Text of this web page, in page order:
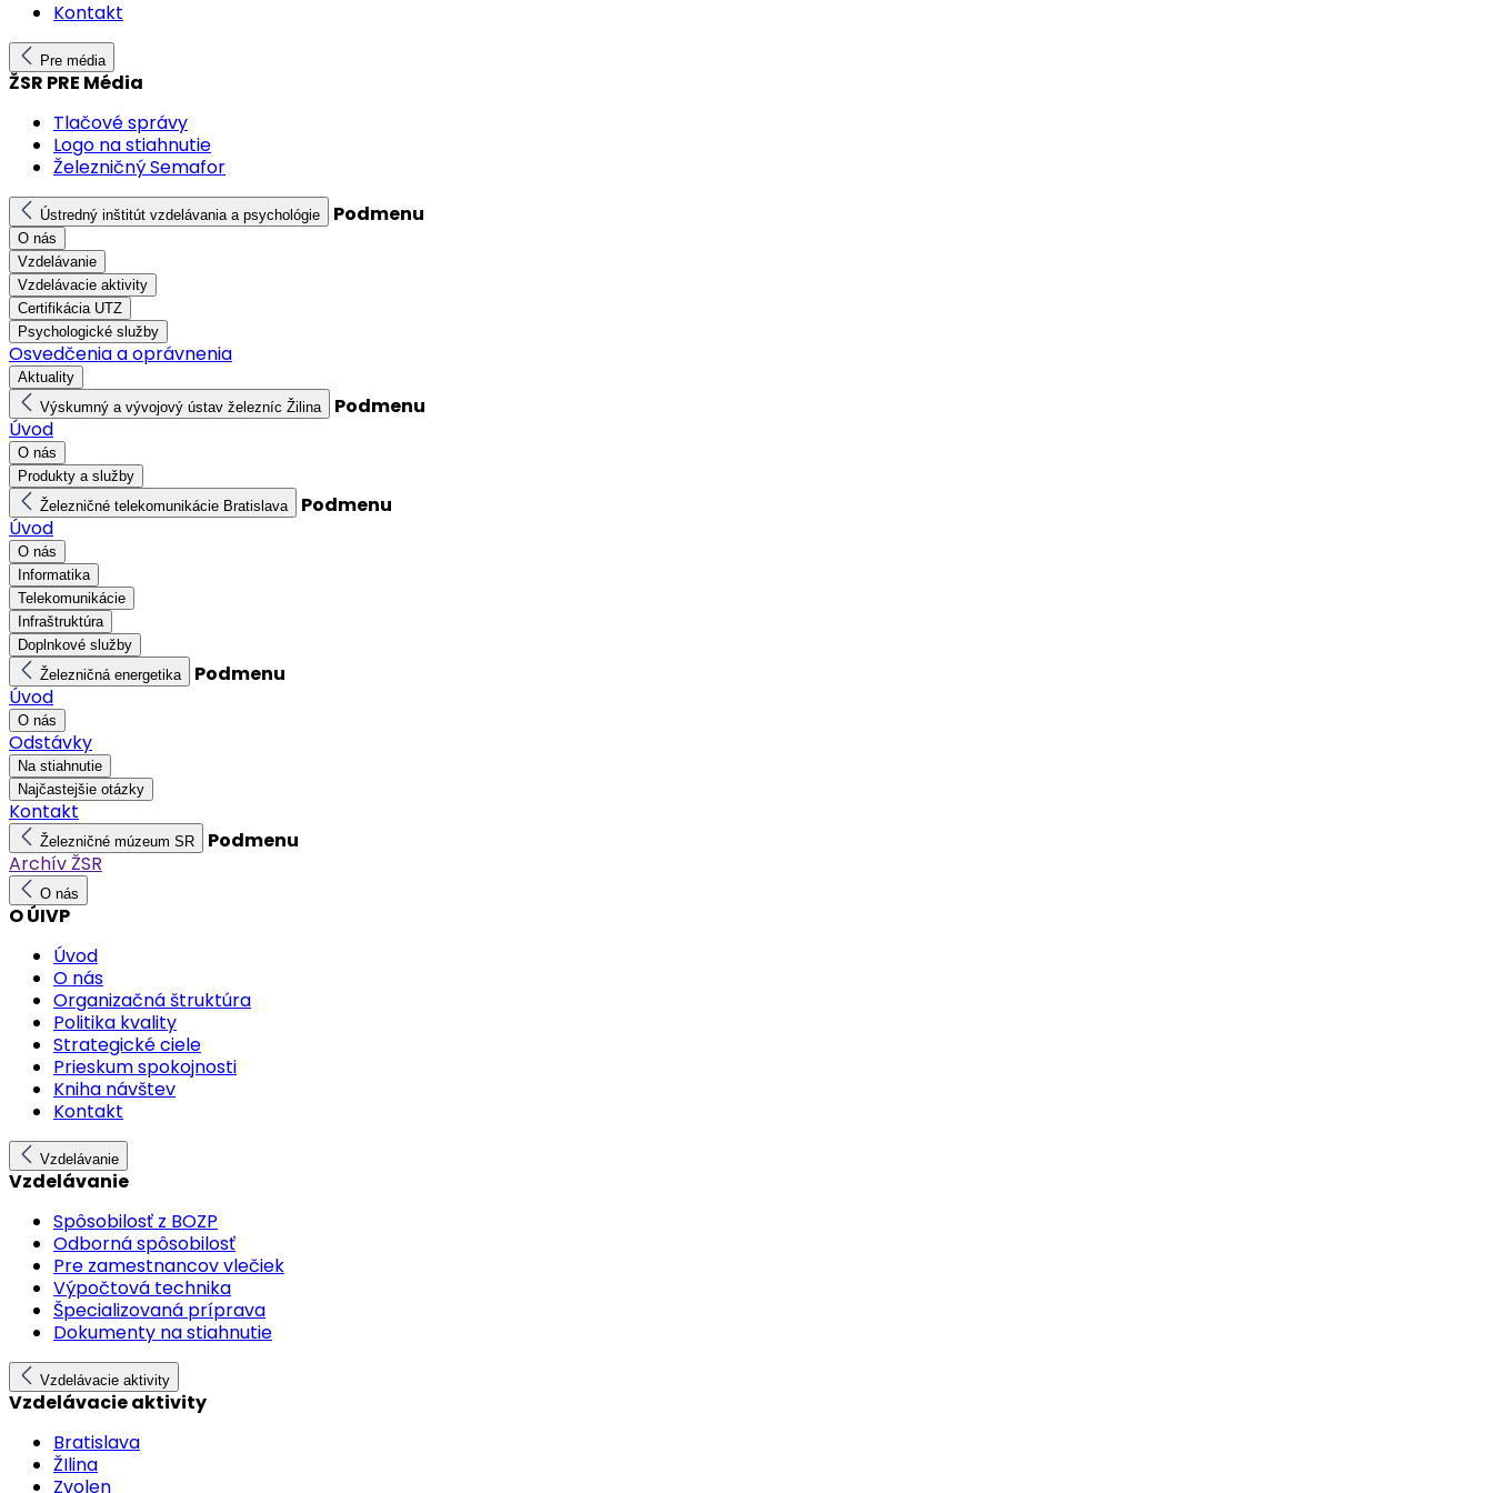
Kontakt
Pre média
ŽSR PRE Média
Tlačové správy
Logo na stiahnutie
Železničný Semafor
Ústredný inštitút vzdelávania a psychológie Podmenu
O nás
Vzdelávanie
Vzdelávacie aktivity
Certifikácia UTZ
Psychologické služby
Osvedčenia a oprávnenia
Aktuality
Výskumný a vývojový ústav železníc Žilina
Podmenu
Úvod
O nás
Produkty a služby
Železničné telekomunikácie Bratislava
Podmenu
Úvod
O nás
Informatika
Telekomunikácie
Infraštruktúra
Doplnkové služby
Železničná energetika
Podmenu
Úvod
O nás
Odstávky
Na stiahnutie
Najčastejšie otázky
Kontakt
Železničné múzeum SR
Podmenu
Archív ŽSR
O nás
O ÚIVP
Úvod
O nás
Organizačná štruktúra
Politika kvality
Strategické ciele
Prieskum spokojnosti
Kniha návštev
Kontakt
Vzdelávanie
Vzdelávanie
Spôsobilosť z BOZP
Odborná spôsobilosť
Pre zamestnancov vlečiek
Výpočtová technika
Špecializovaná príprava
Dokumenty na stiahnutie
Vzdelávacie aktivity
Vzdelávacie aktivity
Bratislava
ŽIlina
Zvolen